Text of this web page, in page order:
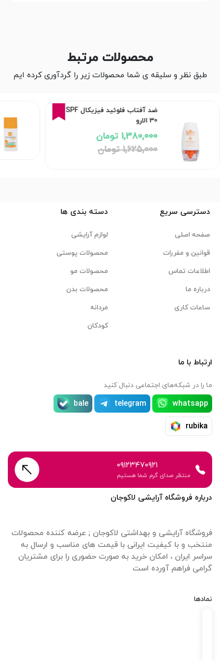
محصولات مرتبط
طبق نظر و سلیقه ی شما محصولات زیر را گردآوری کرده ایم
ضد آفتاب فلوئید فیزیکال SPF
30 الارو
1,380,000 تومان
1,625,000 تومان
درباره فروشگاه آرایشی لاکوجان
فروشگاه آرایشی و بهداشتی لاکوجان ; عرضه کننده محصولات
منتخب و با کیفیت ایرانی با قیمت های مناسب و ارسال به
سراسر ایران ، امکان خرید به صورت حضوری را برای مشتریان
گرامی فراهم آورده است
نمادها
دسترسی سریع
صفحه اصلی
قوانین و مقررات
اطلاعات تماس
درباره ما
ساعات کاری
دسته بندی ها
لوازم آرایشی
محصولات پوستی
محصولات مو
محصولات بدن
مردانه
کودکان
ارتباط با ما
ما را در شبکه‌های اجتماعی دنبال کنید
whatsapp
telegram
bale
rubika
۰۹۱۲۳۴۷۰۹۲۱
منتظر صدای گرم شما هستیم